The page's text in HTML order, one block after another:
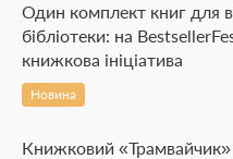
Один комплект книг для
бібліотеки: на
книжкова ініціатива
Новина
Книжковий